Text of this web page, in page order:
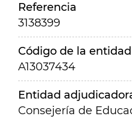
Referencia
3138399
Código de la
A13037434
Entidad
Consejería de